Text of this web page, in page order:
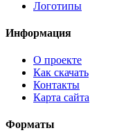
Логотипы
Информация
О проекте
Как скачать
Контакты
Карта сайта
Форматы